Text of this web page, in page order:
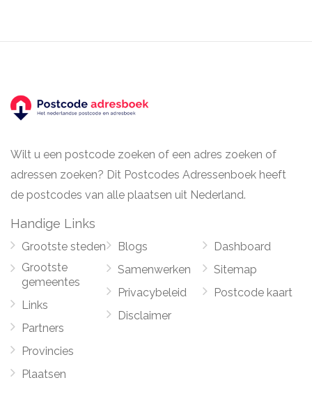
Wilt u een postcode zoeken of een adres zoeken of
adressen zoeken? Dit Postcodes Adressenboek heeft
de postcodes van alle plaatsen uit Nederland.
Handige Links
Grootste steden
Grootste
gemeentes
Links
Partners
Provincies
Plaatsen
Blogs
Samenwerken
Privacybeleid
Disclaimer
Dashboard
Sitemap
Postcode kaart